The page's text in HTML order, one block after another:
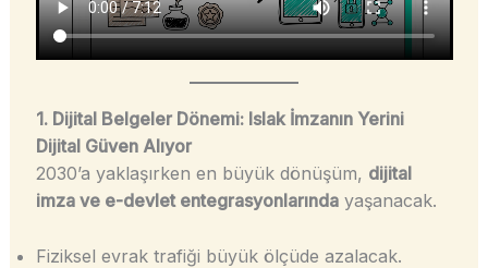
1. Dijital Belgeler Dönemi: Islak İmzanın Yerini
Dijital Güven Alıyor
2030’a yaklaşırken en büyük dönüşüm, dijital
imza ve e-devlet entegrasyonlarındayaşanacak.
Fiziksel evrak trafiği büyük ölçüde azalacak.